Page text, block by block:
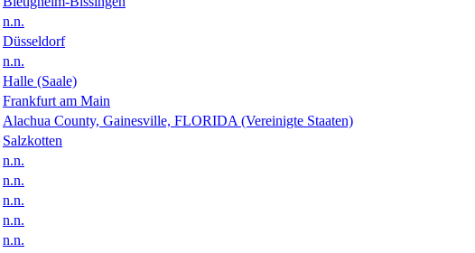
n.n.
Düsseldorf
n.n.
Halle (Saale)
Frankfurt am Main
Alachua County, Gainesville, FLORIDA (Vereinigte Staaten)
Salzkotten
n.n.
n.n.
n.n.
n.n.
n.n.